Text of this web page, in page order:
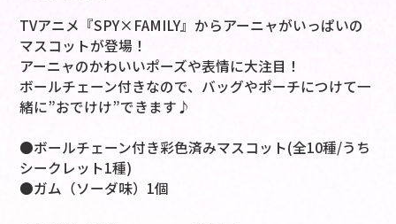
TVアニメ『SPY×FAMILY』からアーニャがいっぱいの
マスコットが登場！
アーニャのかわいいポーズや表情に大注目！
ボールチェーン付きなので、バッグやポーチにつけて一
緒に”おでけけ”できます♪
●ボールチェーン付き彩色済みマスコット(全10種/うち
シークレット1種)
●ガム（ソーダ味）1個